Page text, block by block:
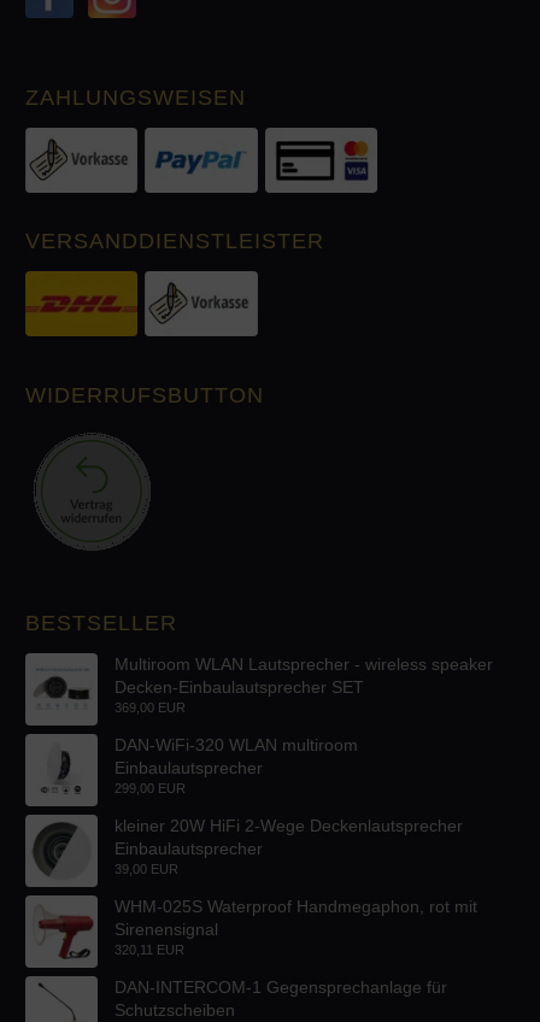
ZAHLUNGSWEISEN
VERSANDDIENSTLEISTER
WIDERRUFSBUTTON
BESTSELLER
Multiroom WLAN Lautsprecher - wireless speaker
Decken-Einbaulautsprecher SET
369,00 EUR
DAN-WiFi-320 WLAN multiroom
Einbaulautsprecher
299,00 EUR
kleiner 20W HiFi 2-Wege Deckenlautsprecher
Einbaulautsprecher
39,00 EUR
WHM-025S Waterproof Handmegaphon, rot mit
Sirenensignal
320,11 EUR
DAN-INTERCOM-1 Gegensprechanlage für
Schutzscheiben